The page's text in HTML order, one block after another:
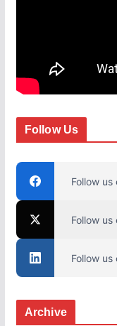
Follow Us
Follow us
Follow
Follow us
Archive